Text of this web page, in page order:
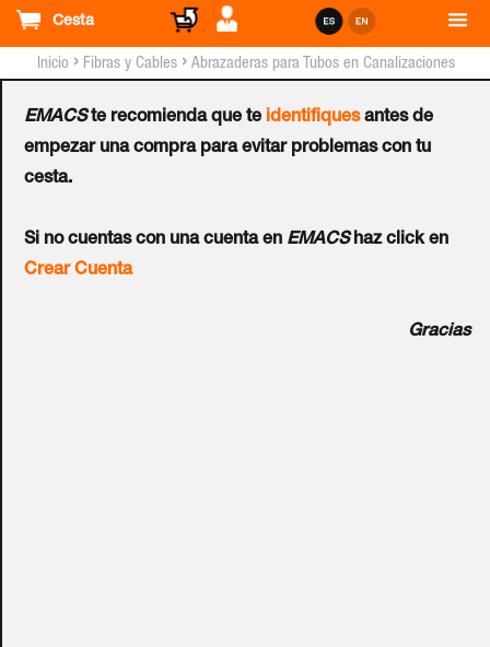
Cesta
EMACSte recomienda que te identifiquesantes de
empezar una compra para evitar problemas con tu
cesta.
Si no cuentas con una cuenta en EMACShaz click en
Crear Cuenta
Gracias
Inicio › Fibras y Cables › Abrazaderas para Tubos en Canalizaciones
Abrazadera APOLO®
NOKE 32 Cincado
Ref.: 932NK
para obtener mayor resistencia. Tornillo con diamétro